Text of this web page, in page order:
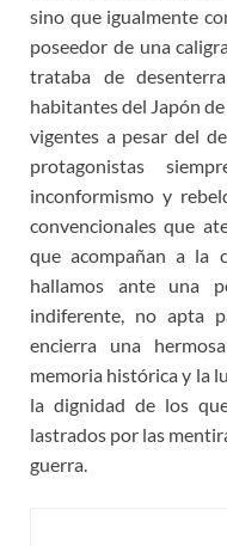
sino que igualmente
poseedor de una
trataba de
habitantes del Japón
vigentes a pesar del
protagonistas
inconformismo y
convencionales que
que acompañan a la
hallamos ante una
indiferente, no apta
encierra una
memoria histórica y la
la dignidad de los
lastrados por las
guerra.